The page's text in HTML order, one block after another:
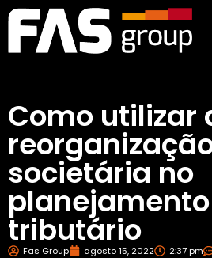
Como utilizar
societária no
planejamento
tributário
Fas Group agosto 15, 2022 2:37 pm